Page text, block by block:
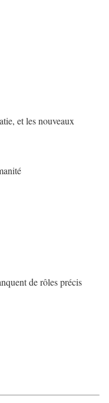
et les nouveaux
de rôles précis